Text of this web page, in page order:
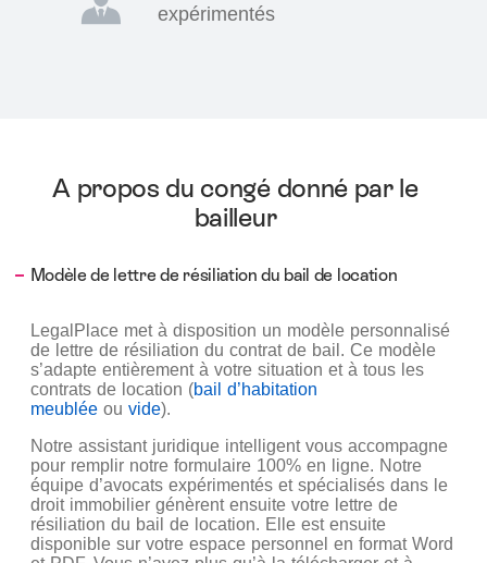
expérimentés
A propos du congé donné par le
bailleur
Modèle de lettre de résiliation du bail de location
LegalPlace met à disposition un modèle personnalisé
de lettre de résiliation du contrat de bail. Ce modèle
s’adapte entièrement à votre situation et à tous les
contrats de location (bail d’habitation
meubléeou vide).
Notre assistant juridique intelligent vous accompagne
pour remplir notre formulaire 100% en ligne. Notre
équipe d’avocats expérimentés et spécialisés dans le
droit immobilier génèrent ensuite votre lettre de
résiliation du bail de location. Elle est ensuite
disponible sur votre espace personnel en format Word